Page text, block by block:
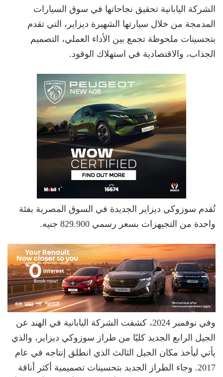
الشركة اليابانية تحقيق نجاحاتها في سوق السيارات
المدمجة من خلال سيارتها الشهيرة ديزاير، التي تقدم
بتحسينات ملحوظة تجمع بين الأداء العملي، التصميم
الجذاب، والاقتصادية في استهلاك الوقود.
تُقدم سوزوكي ديزاير الجديدة في السوق المصرية بفئة
واحدة من التجيهزات بسعر رسمي 829.900 جنيه.
وفي نوفمبر 2024، كشفت الشركة اليابانية في الهند عن
الجيل الرابع الجديد كليًا من طراز سوزوكي ديزاير، والذي
يأتي ليأخذ مكان الجيل الثالث الذي انطلق إنتاجه في عام
2017. وجاء الطراز الجديد بتحسينات تصميمية أكثر أناقة